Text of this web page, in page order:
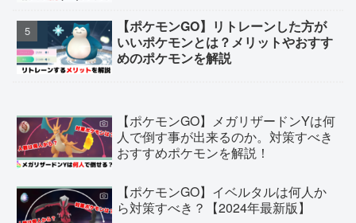
【ポケモンGO】リトレーンした方が
いいポケモンとは？メリットやおすす
めのポケモンを解説
【ポケモンGO】メガリザードンYは何
人で倒す事が出来るのか。対策すべき
おすすめポケモンを解説！
【ポケモンGO】イベルタルは何人か
ら対策すべき？【2024年最新版】